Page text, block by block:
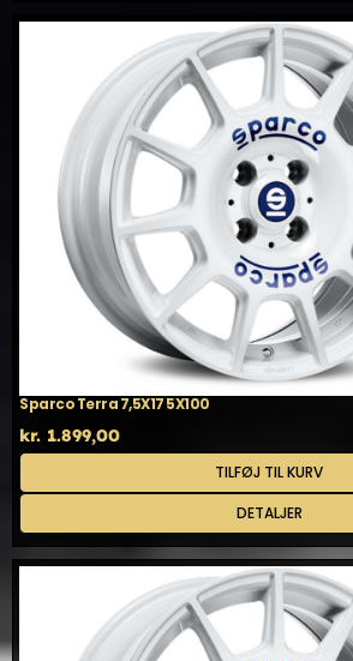
Sparco Terra 7,5X17 5X100
kr. 1.899,00
TILFØJ TIL KURV
DETALJER